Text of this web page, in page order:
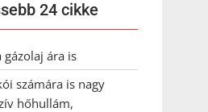
24 cikke
gázolaj ára is
számára is nagy
hőhullám,